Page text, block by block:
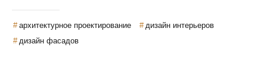
архитектурное проектирование
дизайн интерьеров
дизайн фасадов